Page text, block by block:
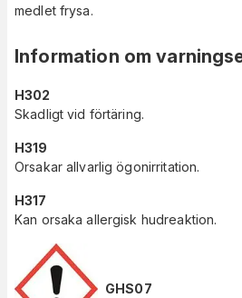
medlet frysa.
Information om
H302
Skadligt vid förtäring.
H319
Orsakar allvarlig ögonirritation.
H317
Kan orsaka allergisk hudreaktion.
GHS07